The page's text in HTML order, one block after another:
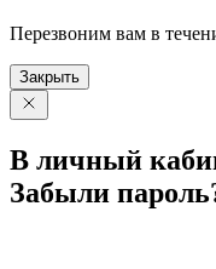
Перезвоним вам в
Закрыть
В личный
Забыли